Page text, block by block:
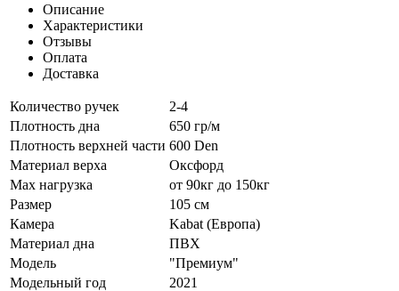
Описание
Характеристики
Отзывы
Оплата
Доставка
Количество ручек
2-4
Плотность дна
650 гр/м
Плотность верхней части 600 Den
Материал верха
Оксфорд
Max нагрузка
от 90кг до 150кг
Размер
105 см
Камера
Kabat (Европа)
Материал дна
ПВХ
Модель
"Премиум"
Модельный год
2021